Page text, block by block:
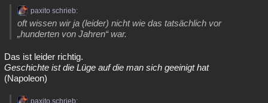
paxito schrieb:
oft wissen wir ja (leider) nicht wie das tatsächlich vor
„hunderten von Jahren“ war.
Das ist leider richtig.
Geschichte ist die Lüge auf die man sich geeinigt hat
(Napoleon)